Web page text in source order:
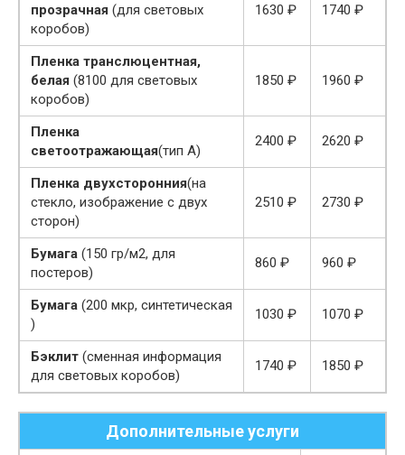
прозрачная (для световых
коробов)
1630 ₽ 1740 ₽
Пленка транслюцентная,
белая (8100 для световых
коробов)
1850 ₽ 1960 ₽
Пленка
светоотражающая(тип А)
2400 ₽ 2620 ₽
Пленка двухсторонния(на
стекло, изображение с двух
сторон)
2510 ₽ 2730 ₽
Бумага (150 гр/м2, для
постеров)
860 ₽ 960 ₽
Бумага (200 мкр, синтетическая
)
1030 ₽ 1070 ₽
Бэклит (сменная информация
для световых коробов)
1740 ₽ 1850 ₽
Дополнительные услуги